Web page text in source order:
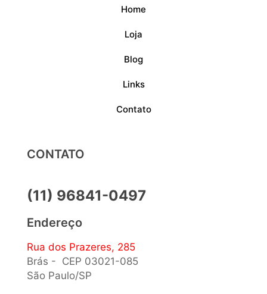
Home
Loja
Blog
Links
Contato
CONTATO
(11) 96841-0497
Endereço
Rua dos Prazeres, 285
Brás - CEP 03021-085
São Paulo/SP